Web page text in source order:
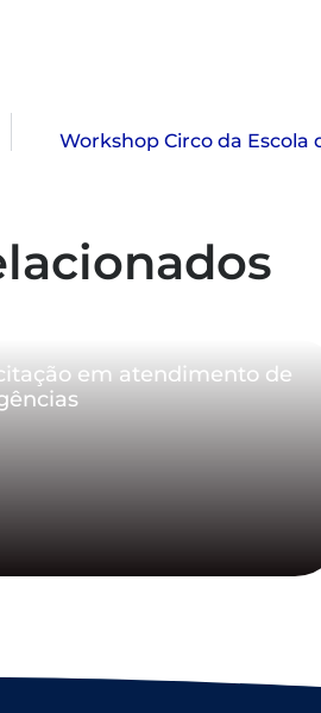
Workshop Circo da Escola
em atendimento de